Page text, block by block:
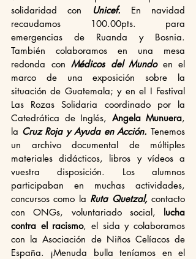
solidaridad con
Unicef. En navidad
recaudamos 100.00pts. para
emergencias de Ruanda y Bosnia.
También colaboramos en una mesa
redonda con Médicos del Mundo en el
marco de una exposición sobre la
situación de Guatemala; y en el I Festival
Las Rozas Solidaria coordinado por la
Catedrática de Inglés, Angela Munuera,
la Cruz Roja y Ayuda en Acción. Tenemos
un archivo documental de múltiples
materiales didácticos, libros y vídeos a
vuestra disposición. Los alumnos
participaban en muchas actividades,
concursos como la Ruta Quetzal, contacto
con ONGs, voluntariado social, lucha
contra el racismo, el sida y colaboramos
con la Asociación de Niños Celíacos de
España. ¡Menuda bulla teníamos en el